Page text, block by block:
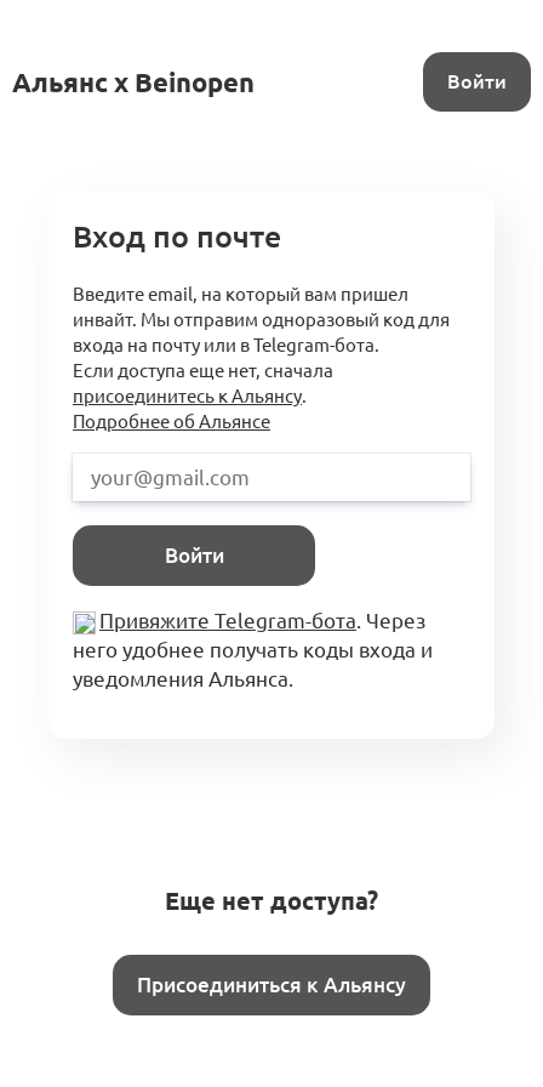
Альянс x Beinopen Войти
Вход по почте
Введите email, на который вам пришел
инвайт. Мы отправим одноразовый код для
входа на почту или в Telegram-бота.
Если доступа еще нет, сначала
присоединитесь к Альянсу.
Подробнее об Альянсе
Войти
Привяжите Telegram-бота. Через
него удобнее получать коды входа и
уведомления Альянса.
Еще нет доступа?
Присоединиться к Альянсу